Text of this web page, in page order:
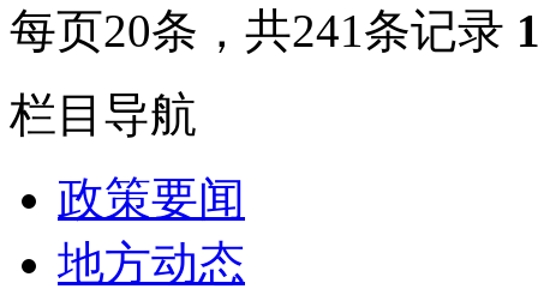
每页20条，共241条记录
栏目导航
政策要闻
地方动态